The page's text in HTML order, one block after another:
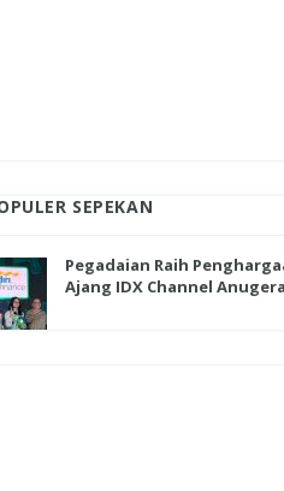
SEPEKAN
Pegadaian Raih
Ajang IDX Channel